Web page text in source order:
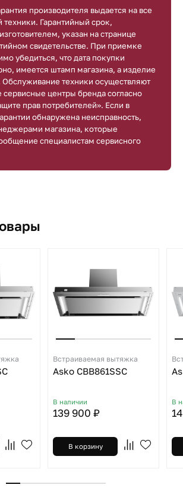
производителя выдается на все
Гарантийный срок,
указан на странице
свидетельстве. При приемке
убедиться, что дата покупки
имеется штамп магазина, а изделие
техники осуществляют
сервисные центры бренда согласно
прав потребителей». Если в
обнаружена неисправность,
магазина, которые
специалистам сервисного
Встраиваемая вытяжка
Asko CBB861SSC
В наличии
139 900 ₽
В корзину
В